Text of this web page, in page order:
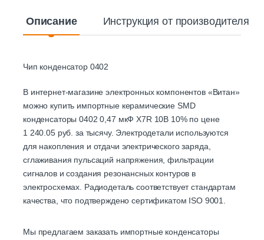
Описание Инструкция от производителя
Чип конденсатор 0402
В интернет-магазине электронных компонентов «Витан»
можно купить импортные керамические SMD
конденсаторы 0402 0,47 мкФ X7R 10В 10% по цене
1 240.05 руб. за тысячу. Электродетали используются
для накопления и отдачи электрического заряда,
сглаживания пульсаций напряжения, фильтрации
сигналов и создания резонансных контуров в
электросхемах. Радиодеталь соответствует стандартам
качества, что подтверждено сертификатом ISO 9001.
Мы предлагаем заказать импортные конденсаторы